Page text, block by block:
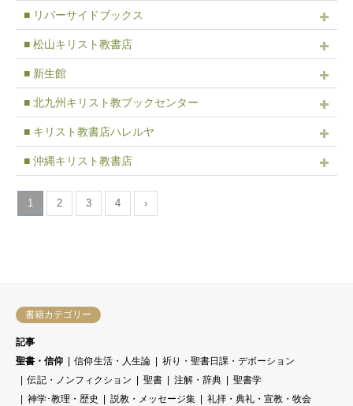
■ リバーサイドブックス
■ 松山キリスト教書店
■ 新生館
■ 北九州キリスト教ブックセンター
■ キリスト教書店ハレルヤ
■ 沖縄キリスト教書店
1 2 3 4 ›
書籍カテゴリー
記事
聖書・信仰
信仰生活・人生論
祈り・聖書日課・デボーション
伝記・ノンフィクション
聖書 注解・辞典
聖書学
神学･教理・歴史
説教・メッセージ集
礼拝・典礼・宣教・牧会